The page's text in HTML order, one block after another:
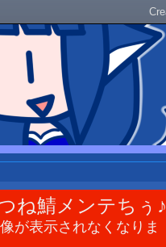
ね鯖メンテちぅ♪
が表示されなくなりま